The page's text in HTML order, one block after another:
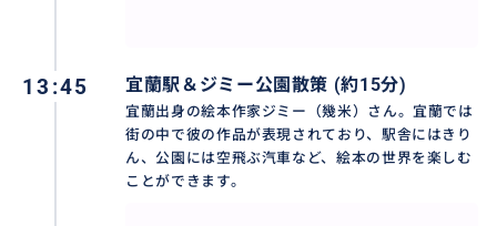
13:45 宜蘭駅＆ジミー公園散策 (約15分)
宜蘭出身の絵本作家ジミー（幾米）さん。宜蘭では
街の中で彼の作品が表現されており、駅舎にはきり
ん、公園には空飛ぶ汽車など、絵本の世界を楽しむ
ことができます。